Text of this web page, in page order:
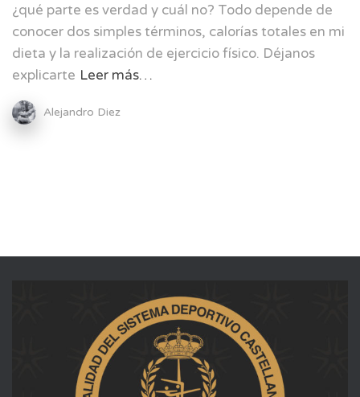
¿qué parte es verdad y cuál no? Todo depende de
conocer dos simples términos, calorías totales en mi
dieta y la realización de ejercicio físico. Déjanos
explicarte Leer más…
Alejandro Diez